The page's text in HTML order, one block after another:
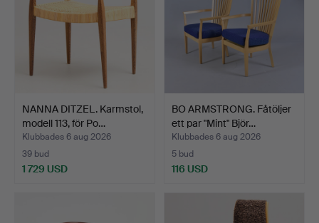
NANNA DITZEL. Karmstol,
modell 113, för Po…
Klubbades 6 aug 2026
39 bud
1 729 USD
BO ARMSTRONG. Fåtöljer
ett par "Mint" Björ…
Klubbades 6 aug 2026
5 bud
116 USD